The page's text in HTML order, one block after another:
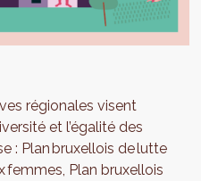
régionales visent
et l’égalité des
: Plan bruxellois de lutte
femmes, Plan bruxellois